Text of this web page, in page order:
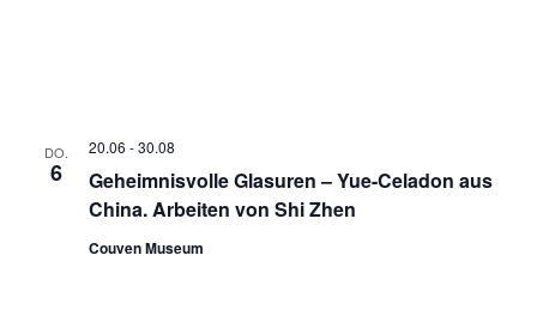
DO.
6
Geheimnisvolle Glasuren – Yue-Celadon aus
China. Arbeiten von Shi Zhen
20.06 -30.08
Couven Museum